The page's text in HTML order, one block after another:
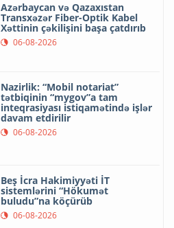
Azərbaycan və Qazaxıstan
Transxəzər Fiber-Optik Kabel
Xəttinin çəkilişini başa çatdırıb
06-08-2026
Nazirlik: “Mobil notariat”
tətbiqinin “mygov”a tam
inteqrasiyası istiqamətində işlər
davam etdirilir
06-08-2026
Beş İcra Hakimiyyəti İT
sistemlərini “Hökumət
buludu”na köçürüb
06-08-2026